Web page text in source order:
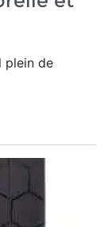
plein de